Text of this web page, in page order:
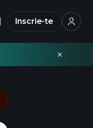
Inscrie-te